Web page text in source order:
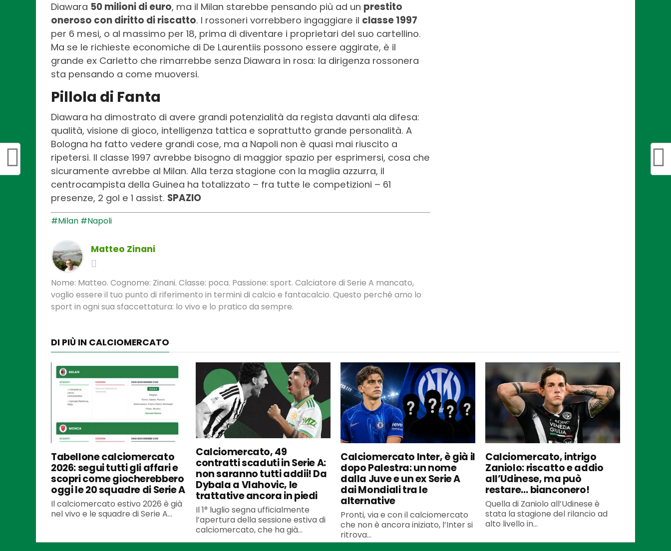
Diawara 50 milioni di euro, ma il Milan starebbe pensando più ad un prestito
oneroso con diritto di riscatto. I rossoneri vorrebbero ingaggiare il classe 1997
per 6 mesi, o al massimo per 18, prima di diventare i proprietari del suo cartellino.
Ma se le richieste economiche di De Laurentiis possono essere aggirate, è il
grande ex Carletto che rimarrebbe senza Diawara in rosa: la dirigenza rossonera
sta pensando a come muoversi.
Pillola di Fanta
Diawara ha dimostrato di avere grandi potenzialità da regista davanti ala difesa:
qualità, visione di gioco, intelligenza tattica e soprattutto grande personalità. A
Bologna ha fatto vedere grandi cose, ma a Napoli non è quasi mai riuscito a
ripetersi. Il classe 1997 avrebbe bisogno di maggior spazio per esprimersi, cosa che
sicuramente avrebbe al Milan. Alla terza stagione con la maglia azzurra, il
centrocampista della Guinea ha totalizzato – fra tutte le competizioni – 61
presenze, 2 gol e 1 assist. SPAZIO
#Milan #Napoli
Matteo Zinani
Nome: Matteo. Cognome: Zinani. Classe: poca. Passione: sport. Calciatore di Serie A mancato,
voglio essere il tuo punto di riferimento in termini di calcio e fantacalcio. Questo perché amo lo
sport in ogni sua sfaccettatura: lo vivo e lo pratico da sempre.
DI PIÙ IN CALCIOMERCATO
Tabellone calciomercato
2026: segui tutti gli affari e
scopri come giocherebbero
oggi le 20 squadre di Serie A
Il calciomercato estivo 2026 è già
nel vivo e le squadre di Serie A...
Calciomercato, 49
contratti scaduti in Serie A:
non saranno tutti addii! Da
Dybala a Vlahovic, le
trattative ancora in piedi
Il 1° luglio segna ufficialmente
l’apertura della sessione estiva di
calciomercato, che ha già...
Calciomercato Inter, è già il
dopo Palestra: un nome
dalla Juve e un ex Serie A
dai Mondiali tra le
alternative
Pronti, via e con il calciomercato
che non è ancora iniziato, l’Inter si
ritrova...
Calciomercato, intrigo
Zaniolo: riscatto e addio
all’Udinese, ma può
restare… bianconero!
Quella di Zaniolo all’Udinese è
stata la stagione del rilancio ad
alto livello in...